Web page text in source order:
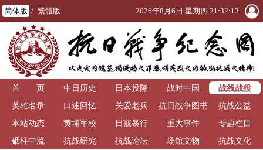
简体版 / 繁體版 2026年8月6日 星期四 21:32:13
首 页 中日历史 日本投降 战时中国
战线战役
英雄名录
口述回忆 关爱老兵
抗日战争图书
馆
抗战公益
本站动态
黄埔军校 日寇暴行 重大事件
专题栏目
砥柱中流
抗战研究 抗战论坛 场馆文物 抗战文化